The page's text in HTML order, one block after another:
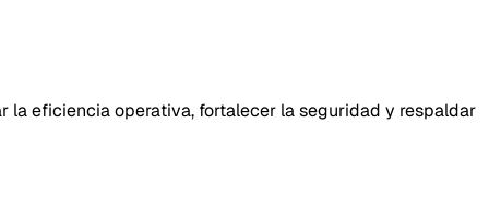
la eficiencia operativa, fortalecer la seguridad y respaldar